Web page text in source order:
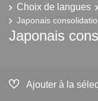
Choix de langues
Japonais
Japonais
Ajouter à la